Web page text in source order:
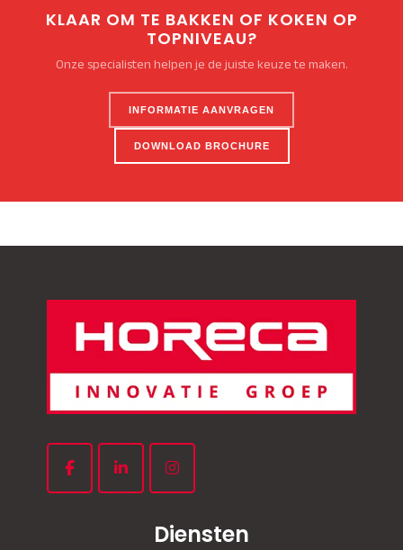
KLAAR OM TE BAKKEN OF KOKEN OP
TOPNIVEAU?
Onze specialisten helpen je de juiste keuze te maken.
INFORMATIE AANVRAGEN
DOWNLOAD BROCHURE
Diensten